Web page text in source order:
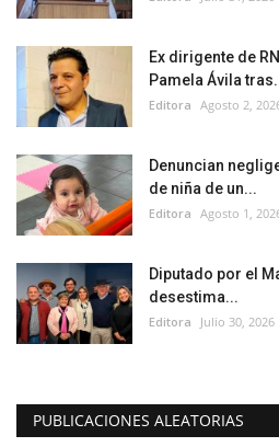
Ex dirigente de
Pamela Ávila
Editora Agosto 2,
Denuncian
de niña de un...
Editora Agosto 1,
Diputado por el
desestima...
Editora Julio 30, 2026
PUBLICACIONES ALEATORIAS